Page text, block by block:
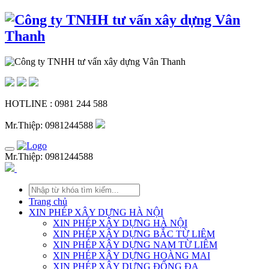
HOTLINE : 0981 244 588
Mr.Thiệp: 0981244588
Mr.Thiệp: 0981244588
Trang chủ
XIN PHÉP XÂY DỰNG HÀ NỘI
XIN PHÉP XÂY DỰNG HÀ NỘI
XIN PHÉP XÂY DỰNG BẮC TỪ LIÊM
XIN PHÉP XÂY DỰNG NAM TỪ LIÊM
XIN PHÉP XÂY DỰNG HOÀNG MAI
XIN PHÉP XÂY DỰNG ĐỐNG ĐA